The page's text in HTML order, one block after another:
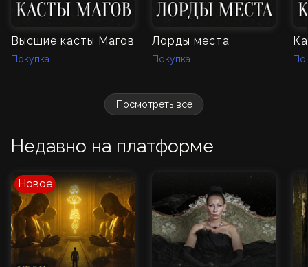
Посмотреть все
Высшие касты Магов
Покупка
Лорды места
Покупка
Недавно на платформе
Новое